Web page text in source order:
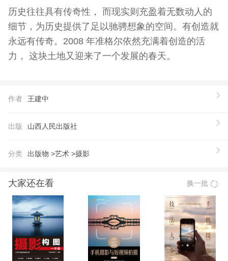
历史往往具有传奇性， 而现实则充盈着无数动人的
细节，为历史提供了足以驰骋想象的空间。有创造就
永远有传奇。2008 年准格尔依然充满着创造的活
力， 这块土地又迎来了一个发展的春天。
作者 王建中
出版 山西人民出版社
分类 出版物 >艺术 >摄影
大家还在看 换一批